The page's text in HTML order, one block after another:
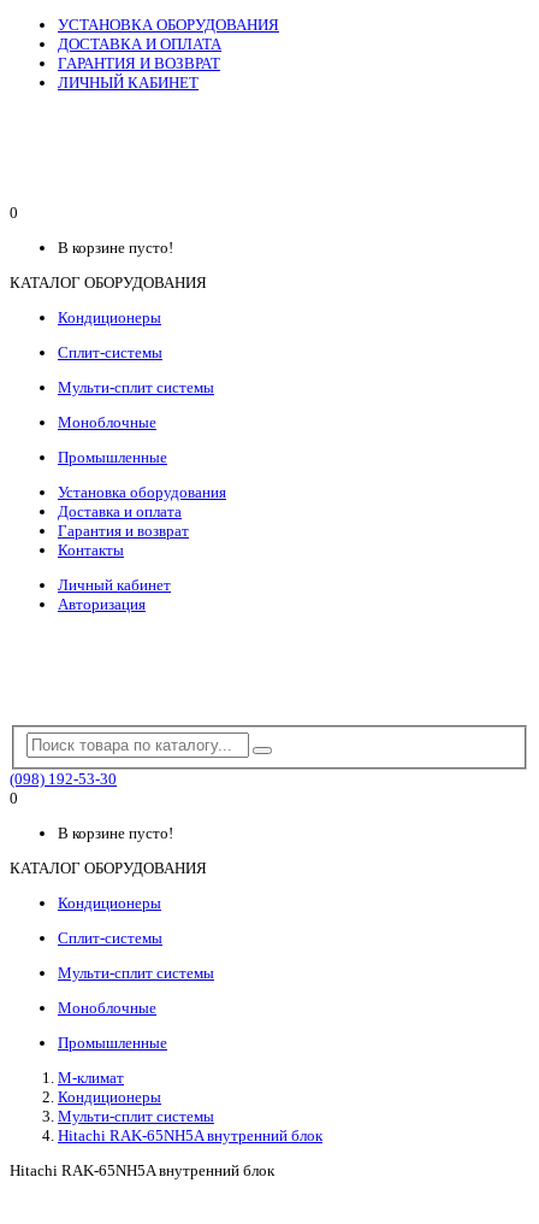
УСТАНОВКА ОБОРУДОВАНИЯ
ДОСТАВКА И ОПЛАТА
ГАРАНТИЯ И ВОЗВРАТ
ЛИЧНЫЙ КАБИНЕТ
0
В корзине пусто!
КАТАЛОГ ОБОРУДОВАНИЯ
Кондиционеры
Сплит-системы
Мульти-сплит системы
Моноблочные
Промышленные
Установка оборудования
Доставка и оплата
Гарантия и возврат
Контакты
Личный кабинет
Авторизация
(098) 192-53-30
0
В корзине пусто!
КАТАЛОГ ОБОРУДОВАНИЯ
Кондиционеры
Сплит-системы
Мульти-сплит системы
Моноблочные
Промышленные
М-климат
Кондиционеры
Мульти-сплит системы
Hitachi RAK-65NH5A внутренний блок
Hitachi RAK-65NH5A внутренний блок